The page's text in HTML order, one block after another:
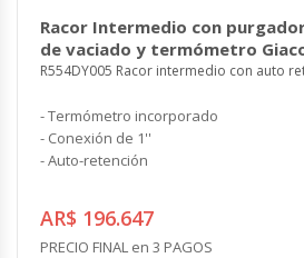
Racor Intermedio con
de vaciado y termómetro
R554DY005 Racor intermedio con auto
- Termómetro incorporado
- Conexión de 1''
- Auto-retención
AR$ 196.647
PRECIO FINAL en 3 PAGOS